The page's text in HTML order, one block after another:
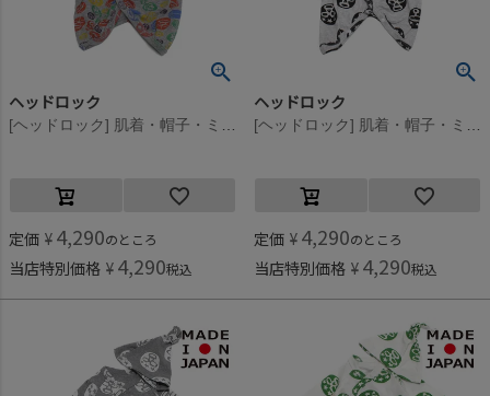
ヘッドロック
定価 ¥ 4,290のところ
当店特別価格 ¥ 4,290税込
ヘッドロック
定価 ¥ 4,290のところ
当店特別価格 ¥ 4,290税込